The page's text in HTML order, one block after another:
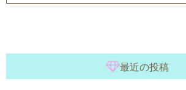
最近の投稿